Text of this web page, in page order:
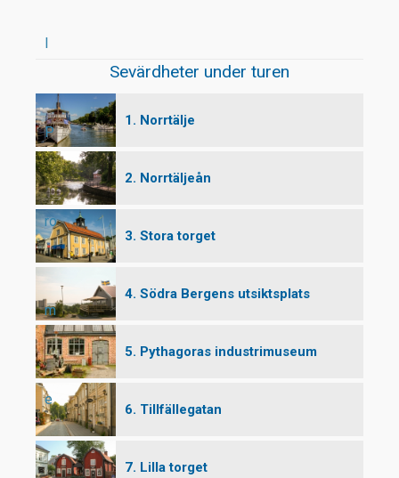
l
P
ro
m
e
Sevärdheter under turen
1. Norrtälje
2. Norrtäljeån
3. Stora torget
4. Södra Bergens utsiktsplats
5. Pythagoras industrimuseum
6. Tillfällegatan
7. Lilla torget